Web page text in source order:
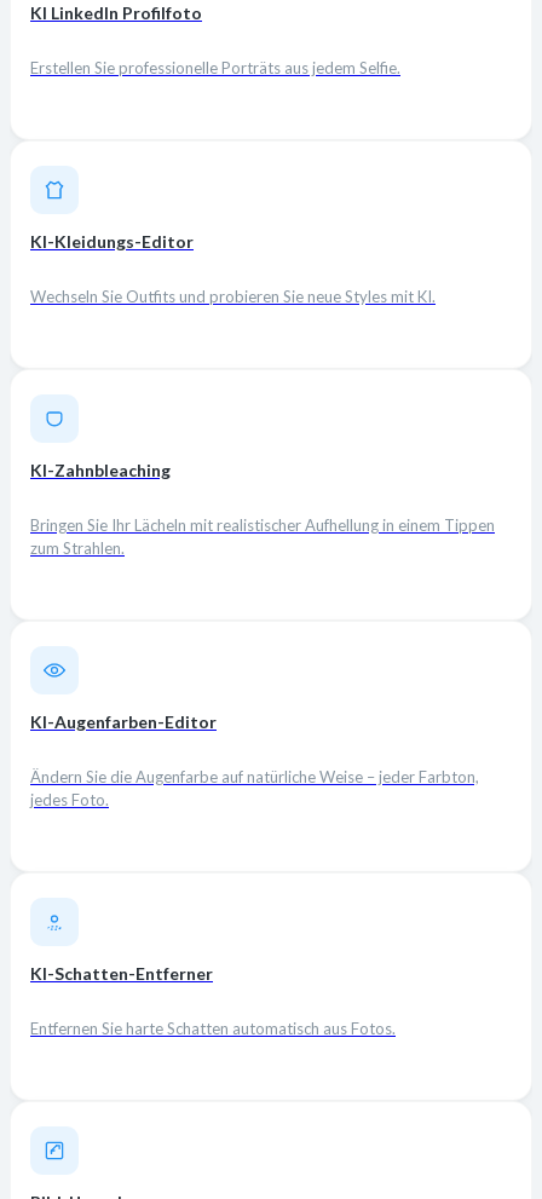
KI LinkedIn Profilfoto
Erstellen Sie professionelle Porträts aus jedem Selfie.
KI-Kleidungs-Editor
Wechseln Sie Outfits und probieren Sie neue Styles mit KI.
KI-Zahnbleaching
Bringen Sie Ihr Lächeln mit realistischer Aufhellung in einem Tippen
zum Strahlen.
KI-Augenfarben-Editor
Ändern Sie die Augenfarbe auf natürliche Weise – jeder Farbton,
jedes Foto.
KI-Schatten-Entferner
Entfernen Sie harte Schatten automatisch aus Fotos.